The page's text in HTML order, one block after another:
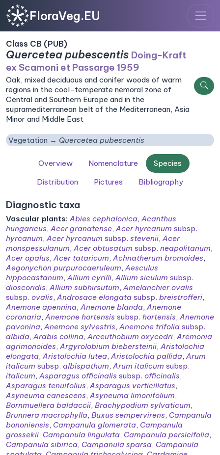
FloraVeg.EU
Class CB (PUB)
Quercetea pubescentis Doing-Kraft
ex Scamoni et Passarge 1959
Oak, mixed deciduous and conifer woods of warm
regions in the cool-temperate nemoral zone of
Central and Southern Europe and in the
supramediterranean belt of the Mediterranean, Asia
Minor and Middle East
Vegetation Quercetea pubescentis
Overview Nomenclature
Species
Distribution
Pictures Bibliography
Diagnostic taxa
Vascular plants:Abies cephalonica,Acanthus
hungaricus,Acer granatense,Acer hyrcanum subsp.
hyrcanum,Acer hyrcanum subsp. stevenii,Acer
monspessulanum,Acer obtusatum subsp. neapolitanum,
Acer opalus,Acer tataricum,Achnatherum bromoides,
Aegonychon purpurocaeruleum,Aesculus
hippocastanum,Allium cyrilli,Allium siculum subsp.
dioscoridis,Allium subhirsutum,Amelanchier ovalis
subsp. ovalis,Androsace elongata subsp. breistrofferi,
Anemone apennina,Anemone blanda,Anemone
coronaria,Anemone hortensis subsp. hortensis,Anemone
pavonina,Anemone sylvestris,Anemone trifolia subsp.
albida,Arabis collina,Arceuthobium oxycedri,Aremonia
agrimonoides,Argyrolobium biebersteinii,Aristolochia
elongata,Aristolochia lutea,Aristolochia pallida,Arum
italicum subsp. albispathum,Arum italicum subsp.
italicum,Asparagus officinalis subsp. officinalis,
Asparagus tenuifolius,Asparagus verticillatus,
Asyneuma canescens,Asyneuma limonifolium,
Bornmuellera baldaccii, Brachypodium sylvaticum,
Brunnera macrophylla, Buxus sempervirens, Campanula
bononiensis, Campanula glomerata, Campanula
grossekii, Campanula lingulata, Campanula persicifolia,
Campanula sibirica, Campanula sparsa, Campanula